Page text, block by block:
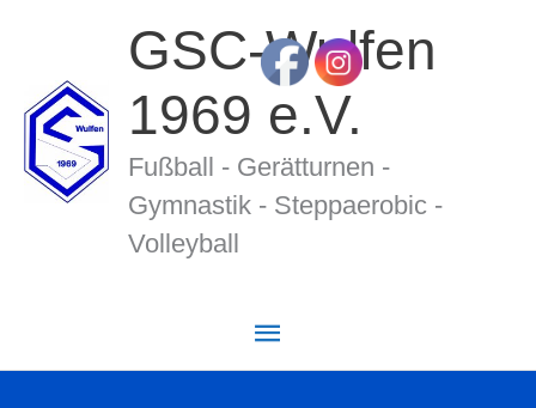
springen
GSC-Wulfen
1969 e.V.
Fußball - Gerätturnen -
Gymnastik - Stepp­ae­ro­bic -
Volleyball
Hauptmenü